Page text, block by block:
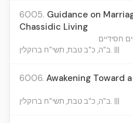
6005. Guidance on
Chassidic Living
חסידיים
ב"ה, כ"ב טבת, תשי"ח ברוקלין. |||
6006. Awakening Toward
ב"ה, כ"ב טבת, תשי"ח ברוקלין. |||